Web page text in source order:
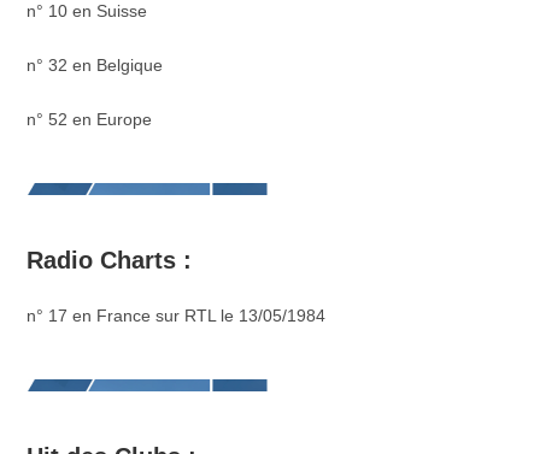
n° 10 en Suisse
n° 32 en Belgique
n° 52 en Europe
Radio Charts :
n° 17 en France sur RTL le 13/05/1984